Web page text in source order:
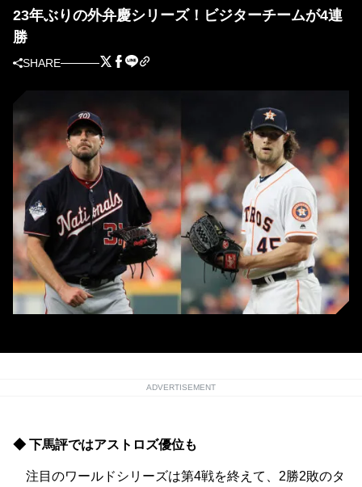
23年ぶりの外弁慶シリーズ！ビジターチームが4連
勝
SHARE
ADVERTISEMENT
◆ 下馬評ではアストロズ優位も
注目のワールドシリーズは第4戦を終えて、2勝2敗のタ